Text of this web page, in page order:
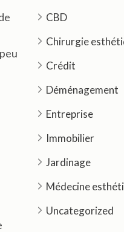
CBD
Chirurgie
Crédit
Déménagement
Entreprise
Immobilier
Jardinage
Médecine
Uncategorized